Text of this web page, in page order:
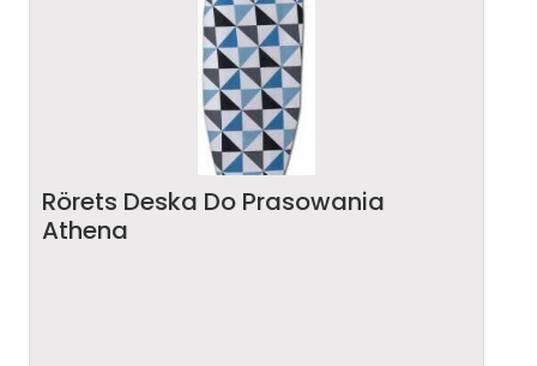
Rörets Deska Do Prasowania
Athena